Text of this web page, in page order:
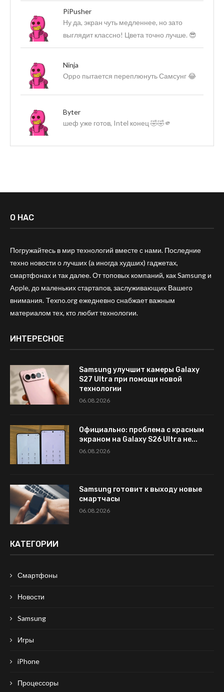
PiPusher
Ну да, экран чуть медленнее, но зато
выглядит классно! Цвета точно лучше. 😎
Ninja
Оppo пытается переплюнуть Самсунг 😂
Byter
шеф уже готов, Intel конец 🤣🤣🫵
О НАС
Погружайтесь в мир технологий вместе с нами. Последние
техно новости о лучших (а иногда худших) гаджетах,
смартфонах и так далее. От топовых компаний, как Samsung и
Apple, до маленьких стартапов, заслуживающих Вашего
внимания. Texno.org ежедневно снабжает важным
материалом тех, кто любит технологии.
ИНТЕРЕСНОЕ
Samsung улучшит камеры Galaxy
S27 Ultra при помощи новой
технологии
06.08.2026
Официально: проблема с красным
экраном на Galaxy S26 Ultra не...
06.08.2026
Samsung готовит к выходу новые
смартчасы
06.08.2026
КАТЕГОРИИ
Смартфоны
Новости
Samsung
Игры
iPhone
Процессоры